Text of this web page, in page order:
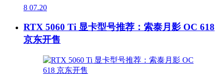
8 07.20
RTX 5060 Ti 显卡型号推荐：索泰月影 OC 618
京东开售